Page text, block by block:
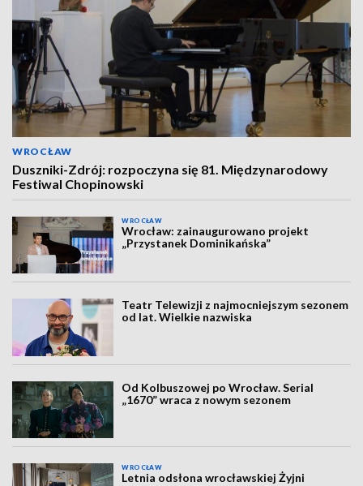
WROCŁAW
Duszniki-Zdrój: rozpoczyna się 81. Międzynarodowy
Festiwal Chopinowski
WROCŁAW
Wrocław: zainaugurowano projekt
„Przystanek Dominikańska”
Teatr Telewizji z najmocniejszym sezonem
od lat. Wielkie nazwiska
Od Kolbuszowej po Wrocław. Serial
„1670” wraca z nowym sezonem
WROCŁAW
Letnia odsłona wrocławskiej Żyjni